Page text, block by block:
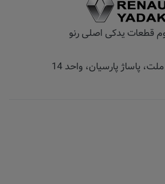
قطعات یدکی اصلی رنو
پاساژ‌ پارسیان، واحد 14